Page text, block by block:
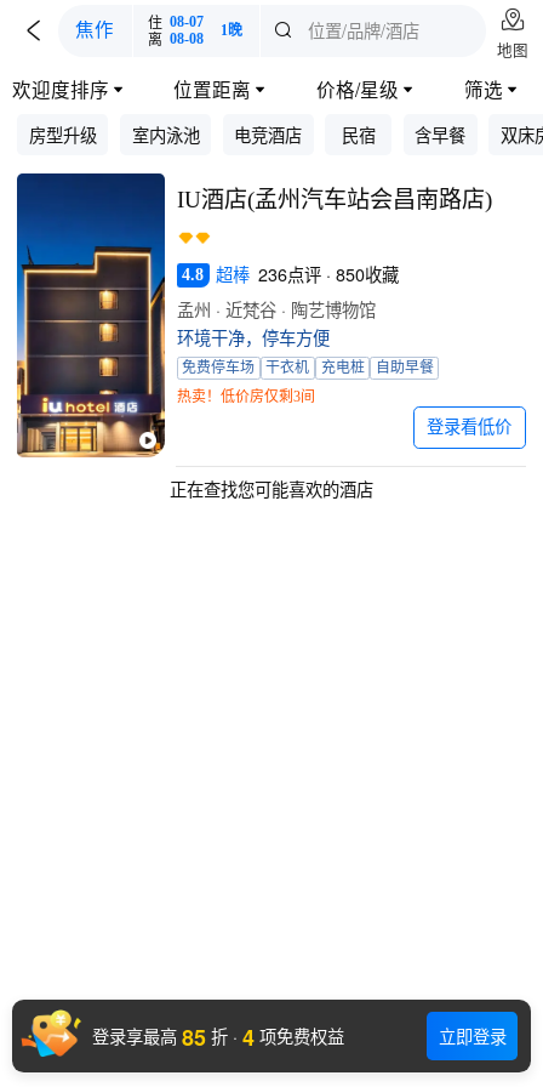
 焦作 住 08-07
离 08-08 1晚  位置/品牌/酒店 
地图
欢迎度排序  位置距离  价格/星级  筛选 
房型升级 室内泳池 电竞酒店 民宿 含早餐 双床
IU酒店(孟州汽车站会昌南路店)
4.8 超棒 236点评 · 850收藏
孟州 · 近梵谷 · 陶艺博物馆
环境干净，停车方便
免费停车场 干衣机 充电桩
自助早餐
热卖！低价房仅剩3间
登录看低价
正在查找您可能喜欢的酒店
登录享最高 85 折 · 4 项免费权益 立即登录